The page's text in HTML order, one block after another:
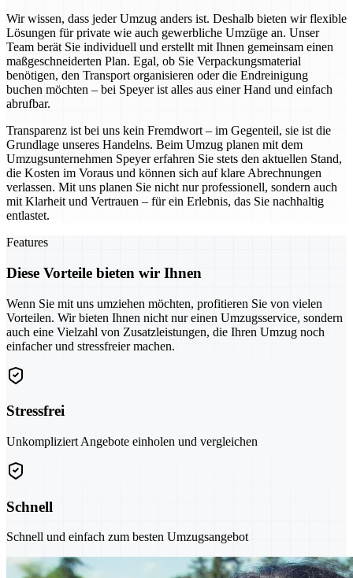
Wir wissen, dass jeder Umzug anders ist. Deshalb bieten wir flexible
Lösungen für private wie auch gewerbliche Umzüge an. Unser
Team berät Sie individuell und erstellt mit Ihnen gemeinsam einen
maßgeschneiderten Plan. Egal, ob Sie Verpackungsmaterial
benötigen, den Transport organisieren oder die Endreinigung
buchen möchten – bei Speyer ist alles aus einer Hand und einfach
abrufbar.
Transparenz ist bei uns kein Fremdwort – im Gegenteil, sie ist die
Grundlage unseres Handelns. Beim Umzug planen mit dem
Umzugsunternehmen Speyer erfahren Sie stets den aktuellen Stand,
die Kosten im Voraus und können sich auf klare Abrechnungen
verlassen. Mit uns planen Sie nicht nur professionell, sondern auch
mit Klarheit und Vertrauen – für ein Erlebnis, das Sie nachhaltig
entlastet.
Features
Diese Vorteile bieten wir Ihnen
Wenn Sie mit uns umziehen möchten, profitieren Sie von vielen
Vorteilen. Wir bieten Ihnen nicht nur einen Umzugsservice, sondern
auch eine Vielzahl von Zusatzleistungen, die Ihren Umzug noch
einfacher und stressfreier machen.
Stressfrei
Unkompliziert Angebote einholen und vergleichen
Schnell
Schnell und einfach zum besten Umzugsangebot